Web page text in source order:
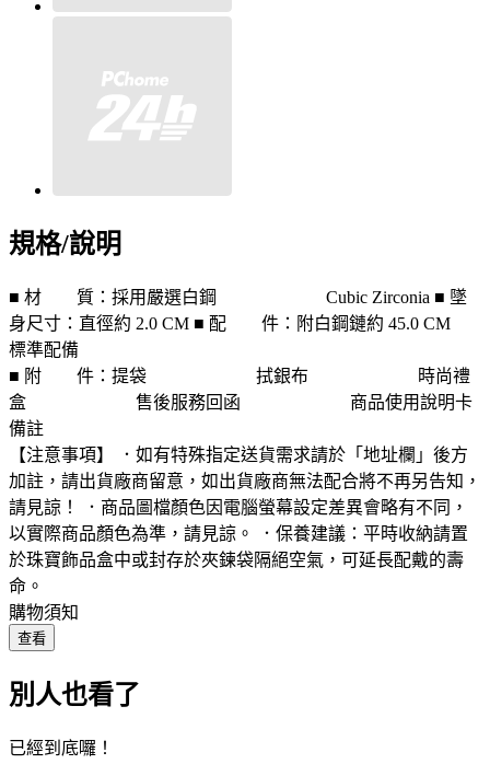
規格/說明
■ 材 質：採用嚴選白鋼 Cubic Zirconia ■ 墜
身尺寸：直徑約 2.0 CM ■ 配 件：附白鋼鏈約 45.0 CM
標準配備
■ 附 件：提袋 拭銀布 時尚禮
盒 售後服務回函 商品使用說明卡
備註
【注意事項】 ．如有特殊指定送貨需求請於「地址欄」後方
加註，請出貨廠商留意，如出貨廠商無法配合將不再另告知，
請見諒！ ．商品圖檔顏色因電腦螢幕設定差異會略有不同，
以實際商品顏色為準，請見諒。 ．保養建議：平時收納請置
於珠寶飾品盒中或封存於夾鍊袋隔絕空氣，可延長配戴的壽
命。
購物須知
查看
別人也看了
已經到底囉！